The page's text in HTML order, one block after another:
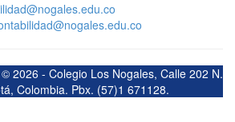
2026 - Colegio Los Nogales, Calle 202 N.
Colombia. Pbx. (57)1 671128.